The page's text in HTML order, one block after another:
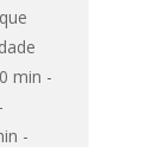
min -
-